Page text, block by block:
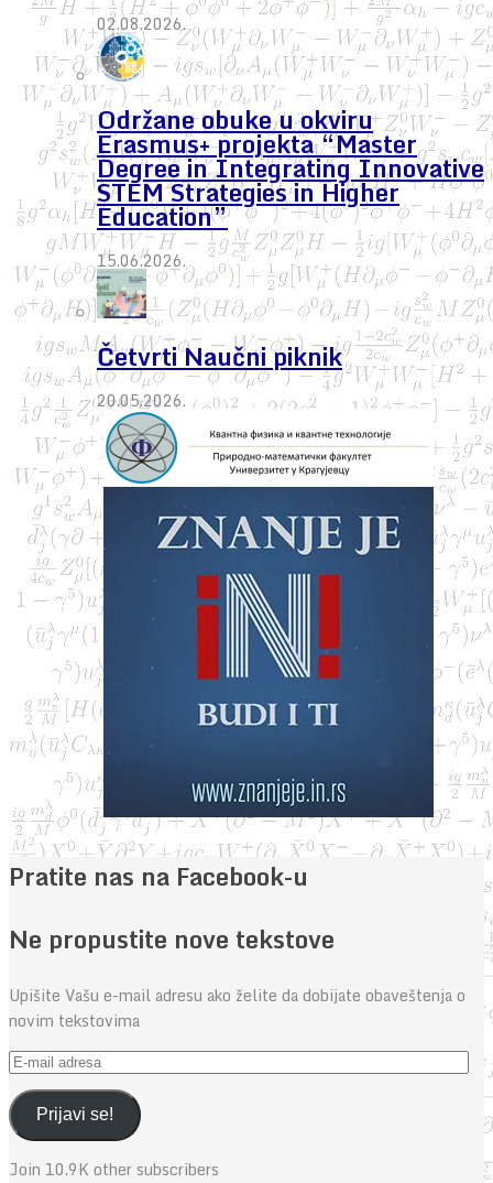
02.08.2026.
Održane obuke u okviru
Erasmus+ projekta “Master
Degree in Integrating Innovative
STEM Strategies in Higher
Education”
15.06.2026.
Četvrti Naučni piknik
20.05.2026.
Pratite nas na Facebook-u
Ne propustite nove tekstove
Upišite Vašu e-mail adresu ako želite da dobijate obaveštenja o
novim tekstovima
E-
mail
adresaPrijavi se!
Join 10.9K other subscribers